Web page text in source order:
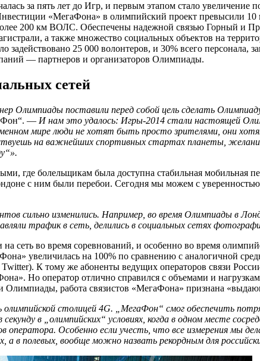
за пять лет до Игр, и первым этапом стало
«МегаФона» в олимпийский проект превысили
200 км ВОЛС. Обеспечены надежной связью Горный и
а также множество социальных объектов на
задействовано 25 000 волонтеров, и 30% всего
— партнеров и организаторов Олимпиады.
сетей
Олимпиады поставили перед собой цель сделать
— И нам это удалось: Игры-2014 стали настоящей
мире люди не хотят быть просто зрителями, они
на важнейших спортивных стартах планеты,
где болельщикам была доступна стабильная мобильная
с ним были перебои. Сегодня мы можем с
сильно изменились. Например, во время Олимпиады в
трафик в сеть, делились в социальных сетях
на сеть во время соревнований, и особенно во время
увеличилась на 100% по сравнению с аналогичной
К тому же абоненты ведущих операторов связи
Но оператор отлично справился с объемами и
Олимпиады, работа связистов «МегаФона» признана
столицей 4G. „МегаФон“ смог обеспечить
в „олимпийских“ условиях, когда в одном месте
Особенно если учесть, что все измерения мы
а в полевых, вообще можно назвать рекордным для